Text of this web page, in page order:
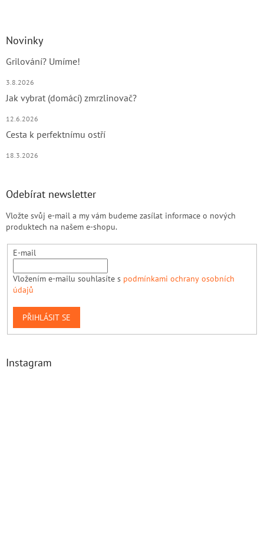
Novinky
Grilování? Umíme!
3.8.2026
Jak vybrat (domácí) zmrzlinovač?
12.6.2026
Cesta k perfektnímu ostří
18.3.2026
Odebírat newsletter
Vložte svůj e-mail a my vám budeme zasílat informace o nových
produktech na našem e-shopu.
E-mail
Vložením e-mailu souhlasíte s podmínkami ochrany osobních
údajů
PŘIHLÁSIT SE
Instagram